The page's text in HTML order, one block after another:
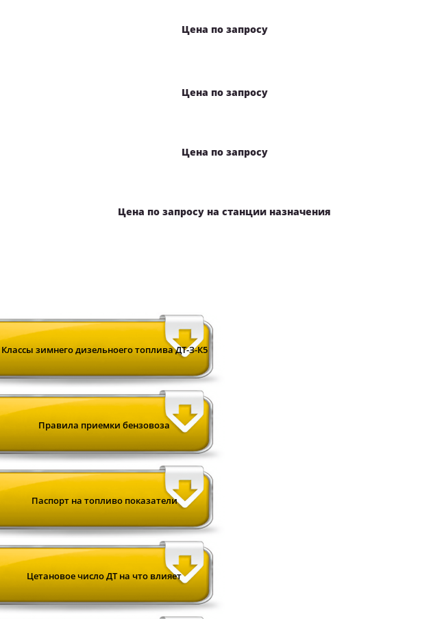
Цена по запросу
Цена по запросу
Цена по запросу
Цена по запросу на станции назначения
Классы зимнего дизельноего топлива ДТ-З-К5
Правила приемки бензовоза
Паспорт на топливо показатели
Цетановое число ДТ на что влияет